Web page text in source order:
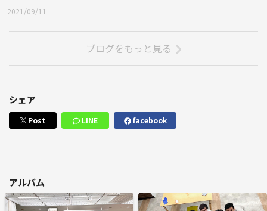
2021/09/11
ブログをもっと見る
シェア
Post LINE facebook
アルバム